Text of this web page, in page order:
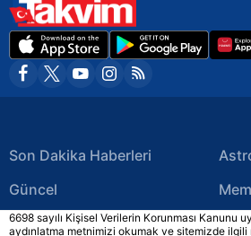
Son Dakika Haberleri
Güncel
Ekonomi Haberleri
6698 sayılı Kişisel Verilerin Korunması Kanunu
aydınlatma metnimizi okumak ve sitemizde